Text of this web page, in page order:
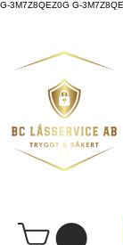
G-3M7Z8QEZ0G G-